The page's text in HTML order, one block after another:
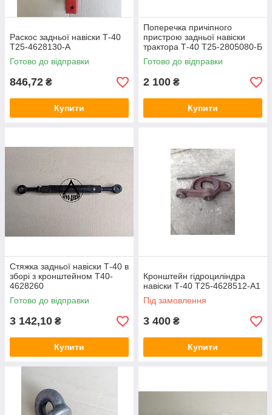
Раскос задньої навіски Т-40
Т25-4628130-А
Готово до відправки
846,72 ₴
Купити
Поперечка причіпного
пристрою задньої навіски
трактора Т-40 Т25-2805080-Б
Готово до відправки
2 100 ₴
Купити
Стяжка задньої навіски Т-40 в
зборі з кронштейном Т40-
4628260
Готово до відправки
3 142,10 ₴
Купити
Кронштейн гідроциліндра
навіски Т-40 Т25-4628512-А1
Під замовлення
3 400 ₴
Купити